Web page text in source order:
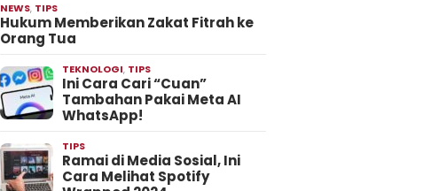
NEWS, TIPS
Hukum Memberikan Zakat Fitrah ke
Orang Tua
TEKNOLOGI, TIPS
Ini Cara Cari “Cuan”
Tambahan Pakai Meta AI
WhatsApp!
TIPS
Ramai di Media Sosial, Ini
Cara Melihat Spotify